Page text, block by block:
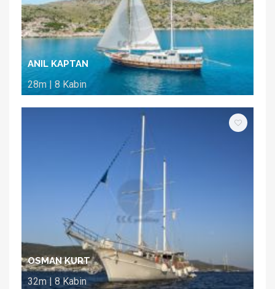
ANIL KAPTAN
28m | 8 Kabin
OSMAN KURT
32m | 8 Kabin